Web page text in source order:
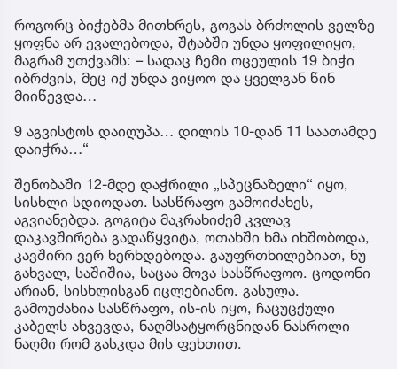
როგორც ბიჭებმა მითხრეს, გოგას ბრძოლის ველზე
ყოფნა არ ევალებოდა, შტაბში უნდა ყოფილიყო,
მაგრამ უთქვამს: – სადაც ჩემი ოცეულის 19 ბიჭი
იბრძვის, მეც იქ უნდა ვიყოო და ყველგან წინ
მიიწევდა…
9 აგვისტოს დაიღუპა… დილის 10-დან 11 საათამდე
დაიჭრა…“
შენობაში 12-მდე დაჭრილი „სპეცნაზელი“ იყო,
სისხლი სდიოდათ. სასწრაფო გამოიძახეს,
აგვიანებდა. გოგიტა მაკრახიძემ კვლავ
დაკავშირება გადაწყვიტა, ოთახში ხმა იხშობოდა,
კავშირი ვერ ხერხდებოდა. გაუფრთხილებიათ, ნუ
გახვალ, საშიშია, საცაა მოვა სასწრაფოო. ცოდონი
არიან, სისხლისგან იცლებიანო. გასულა.
გამოუძახია სასწრაფო, ის-ის იყო, ჩაცუცქული
კაბელს ახვევდა, ნაღმსატყორცნიდან ნასროლი
ნაღმი რომ გასკდა მის ფეხთით.